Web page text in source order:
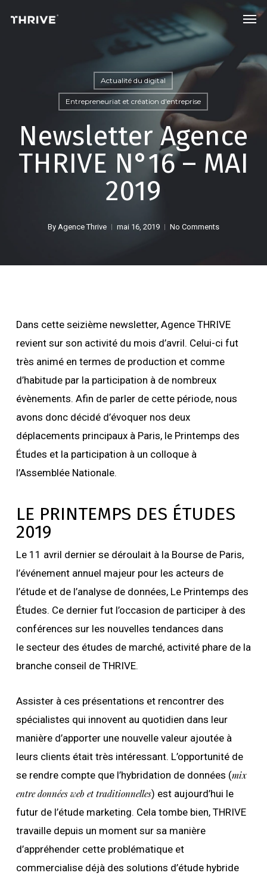
Actualité du digital
Entrepreneuriat et création d'entreprise
Newsletter Agence
THRIVE N°16 – MAI
2019
By Agence Thrive mai 16, 2019 No Comments
Dans cette seizième newsletter, Agence THRIVE
revient sur son activité du mois d’avril. Celui-ci fut
très animé en termes de production et comme
d’habitude par la participation à de nombreux
évènements. Afin de parler de cette période, nous
avons donc décidé d’évoquer nos deux
déplacements principaux à Paris, le Printemps des
Études et la participation à un colloque à
l’Assemblée Nationale.
LE PRINTEMPS DES ÉTUDES
2019
Le 11 avril dernier se déroulait à la Bourse de Paris,
l’événement annuel majeur pour les acteurs de
l’étude et de l’analyse de données, Le Printemps des
Études. Ce dernier fut l’occasion de participer à des
conférences sur les nouvelles tendances dans
le secteur des études de marché, activité phare de la
branche conseil de THRIVE.
Assister à ces présentations et rencontrer des
spécialistes qui innovent au quotidien dans leur
manière d’apporter une nouvelle valeur ajoutée à
leurs clients était très intéressant. L’opportunité de
se rendre compte que l’hybridation de données (mix
entre données web et traditionnelles) est aujourd’hui le
futur de l’étude marketing. Cela tombe bien, THRIVE
travaille depuis un moment sur sa manière
d’appréhender cette problématique et
commercialise déjà des solutions d’étude hybride